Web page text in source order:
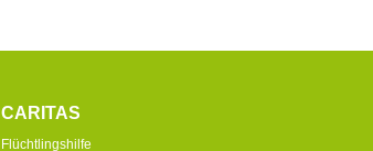
CARITAS
Flüchtlingshilfe